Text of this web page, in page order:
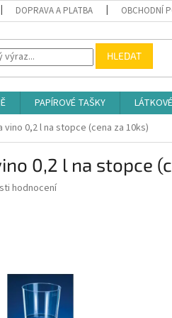
DOPRAVA A PLATBA OBCHODNÍ
HLEDAT
PAPÍROVÉ TAŠKY
vino 0,2 l na stopce (cena za 10ks)
0,2 l na stopce
hodnocení